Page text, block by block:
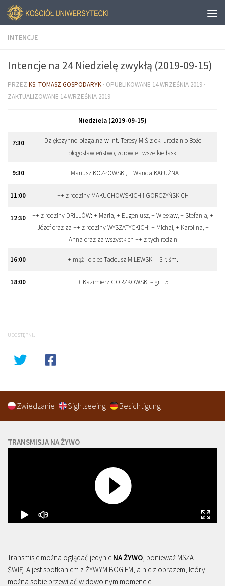
INTENCJE
Intencje na 24 Niedzielę zwykłą (2019-09-15)
PRZEZ KS. TOMASZ GOSPODARYK · OPUBLIKOWANE 14 WRZEŚNIA 2019 ·
ZAKTUALIZOWANE 14 WRZEŚNIA 2019
Niedziela (2019-09-15)
7:30
Dziękczynno-błagalna w int. Teresy MIŚ z ok. urodzin o Boże
błogosławieństwo, zdrowie i wszelkie łaski
9:30 +Mariusz KOZŁOWSKI, + Wanda KAŁUŻNA
11:00 ++ z rodziny MAKUCHOWSKICH i GORCZYŃSKICH
12:30
++ z rodziny DRILLÓW: + Maria, + Eugeniusz, + Wiesław, + Stefania, +
Józef oraz za ++ z rodziny WYSZATYCKICH: + Michał, + Karolina, +
Anna oraz za wszystkich ++ z tych rodzin
16:00 + mąż i ojciec Tadeusz MILEWSKI – 3 r. śm.
18:00 + Kazimierz GORZKOWSKI – gr. 15
UDOSTĘPNIJ
Zwiedzanie Sightseeing Besichtigung
TRANSMISJA NA ŻYWO
Transmisje można oglądać jedynie NA ŻYWO , ponieważ MSZA
ŚWIĘTA jest spotkaniem z ŻYWYM BOGIEM, a nie z obrazem, który
można sobie przewijać w dowolnym momencie.